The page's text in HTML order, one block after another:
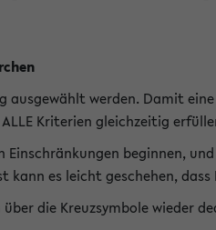
ausgewählt werden. Damit
Kriterien gleichzeitig
beginnen,
kann es leicht geschehen,
die Kreuzsymbole wieder